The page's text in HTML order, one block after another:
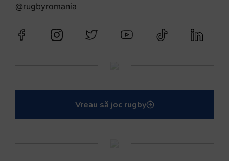
@rugbyromania
Vreau să joc rugby